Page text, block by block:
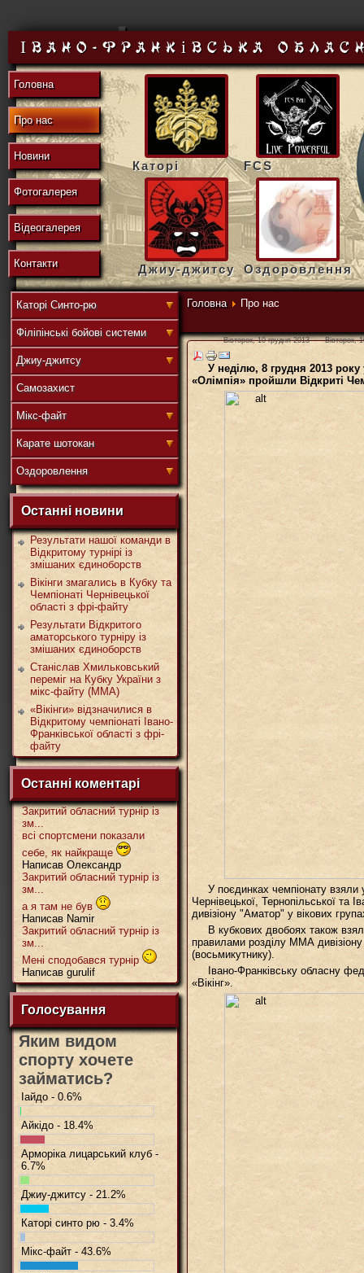
東
の
地
域
連
盟
武
道
Івано-Франківська
Головна
Про нас
Новини
Фотогалерея
Відеогалерея
Контакти
Каторі FCS
Джиу-джитсу Оздоровлення
Головна Про нас
Каторі Синто-рю
Філіпінські бойові системи
Джиу-джитсу
Самозахист
Мікс-файт
Карате шотокан
Оздоровлення
Останні новини
Результати нашої команди в
Відкритому турнірі із
змішаних єдиноборств
Вікінги змагались в Кубку та
Чемпіонаті Чернівецької
області з фрі-файту
Результати Відкритого
аматорського турніру із
змішаних єдиноборств
Станіслав Хмильковський
переміг на Кубку України з
мікс-файту (ММА)
«Вікінги» відзначилися в
Відкритому чемпіонаті Івано-
Франківської області з фрі-
файту
Останні коментарі
Закритий обласний турнір із
зм...
всі спортсмени показали
себе, як найкраще
Написав Олександр
Закритий обласний турнір із
зм...
а я там не був
Написав Namir
Закритий обласний турнір із
зм...
Мені сподобався турнір
Написав gurulif
Голосування
Яким видом
спорту хочете
займатись?
Іайдо - 0.6%
Айкідо - 18.4%
Арморіка лицарський клуб -
6.7%
Джиу-джитсу - 21.2%
Каторі синто рю - 3.4%
Мікс-файт - 43.6%
Вівторок, 10 грудня 2013 Вівторок,
У неділю, 8 грудня 2013
«Олімпія» пройшли Відкриті
У поєдинках чемпіонату взяли
Чернівецької, Тернопільської та
дивізіону "Аматор" у вікових
В кубкових двобоях також
правилами розділу ММА
(восьмикутнику).
Івано-Франківську обласну
«Вікінг».